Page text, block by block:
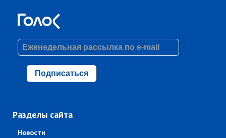
Подписаться
Разделы сайта
Новости